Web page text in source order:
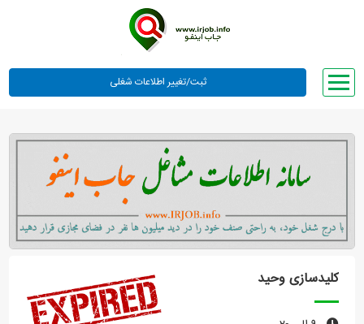
وبلاگ
معرفی ما
تعرفه ها
راهنما
ورود یا عضویت
کلیدسازی وحید